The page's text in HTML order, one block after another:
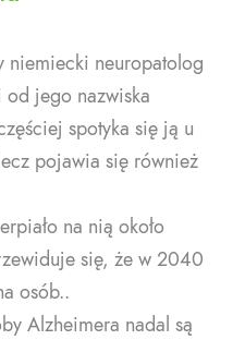
niemiecki neuropatolog
jego nazwiska
spotyka się ją u
pojawia się również
na nią około
się, że w 2040
osób..
Alzheimera nadal są